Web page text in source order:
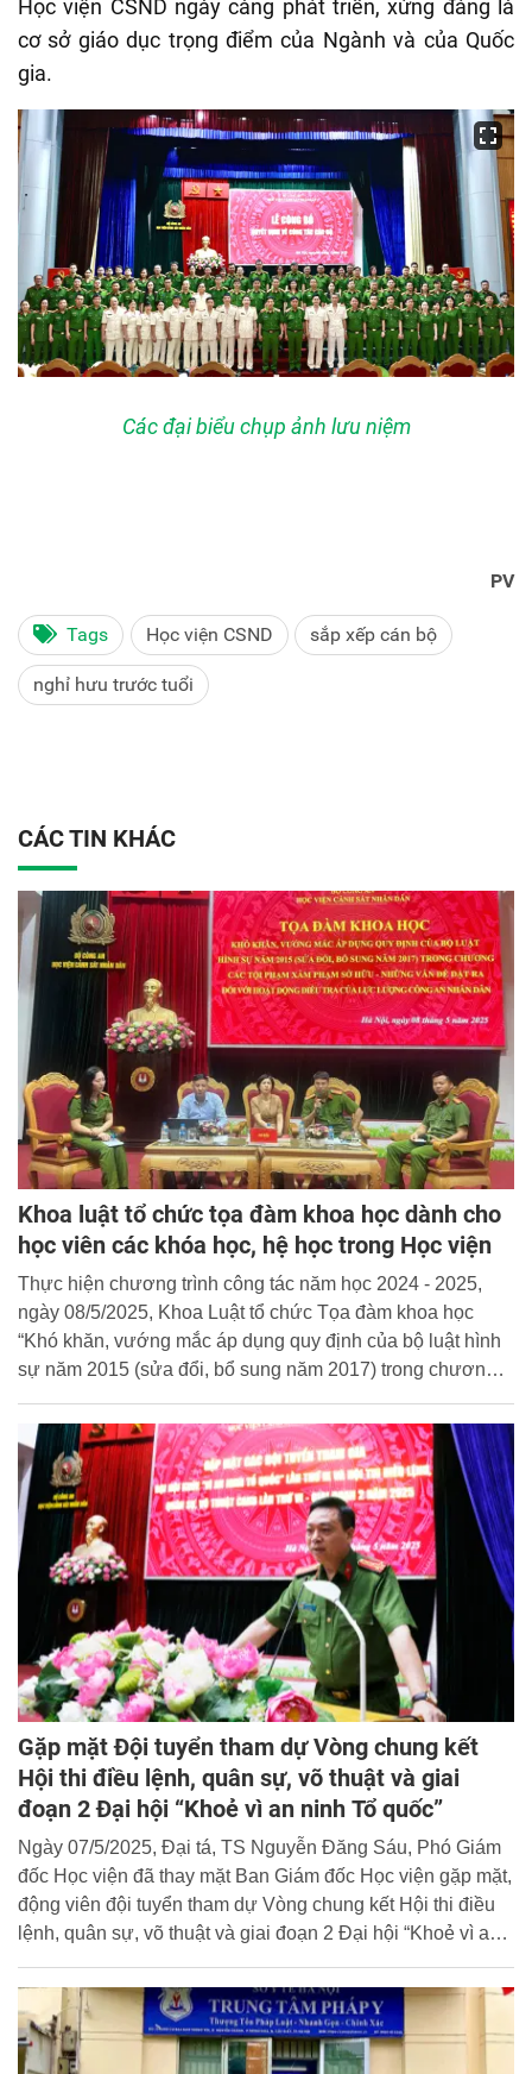
Học viện CSND ngày càng phát triển, xứng đáng là
cơ sở giáo dục trọng điểm của Ngành và của Quốc
gia.
Các đại biểu chụp ảnh lưu niệm
PV
Tags Học viện CSND sắp xếp cán bộ
nghỉ hưu trước tuổi
CÁC TIN KHÁC
Khoa luật tổ chức tọa đàm khoa học dành cho
học viên các khóa học, hệ học trong Học viện
Thực hiện chương trình công tác năm học 2024 - 2025,
ngày 08/5/2025, Khoa Luật tổ chức Tọa đàm khoa học
“Khó khăn, vướng mắc áp dụng quy định của bộ luật hình
sự năm 2015 (sửa đổi, bổ sung năm 2017) trong chương
với hoạt động điều tra của lực lượng Công an nhân
dân”cho học viên các hệ học trong Học viện.
Gặp mặt Đội tuyển tham dự Vòng chung kết
Hội thi điều lệnh, quân sự, võ thuật và giai
đoạn 2 Đại hội “Khoẻ vì an ninh Tổ quốc”
Ngày 07/5/2025, Đại tá, TS Nguyễn Đăng Sáu, Phó Giám
đốc Học viện đã thay mặt Ban Giám đốc Học viện gặp mặt,
động viên đội tuyển tham dự Vòng chung kết Hội thi điều
lệnh, quân sự, võ thuật và giai đoạn 2 Đại hội “Khoẻ vì an